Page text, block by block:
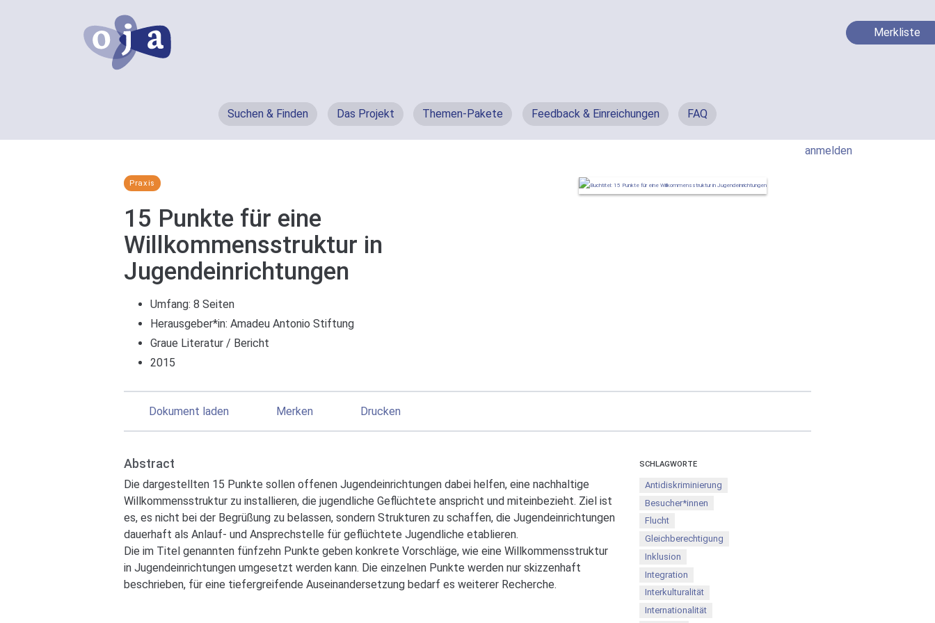
Suchen & Finden Das Projekt Themen-Pakete Feedback & Einreichungen FAQ
Merkliste
anmelden
Praxis
15 Punkte für eine
Willkommensstruktur in
Jugendeinrichtungen
Umfang: 8 Seiten
Herausgeber*in: Amadeu Antonio Stiftung
Graue Literatur / Bericht
2015
Dokument laden Merken Drucken
Abstract
Die dargestellten 15 Punkte sollen offenen Jugendeinrichtungen dabei helfen, eine nachhaltige
Willkommensstruktur zu installieren, die jugendliche Geflüchtete anspricht und miteinbezieht. Ziel ist
es, es nicht bei der Begrüßung zu belassen, sondern Strukturen zu schaffen, die Jugendeinrichtungen
dauerhaft als Anlauf- und Ansprechstelle für geflüchtete Jugendliche etablieren.
Die im Titel genannten fünfzehn Punkte geben konkrete Vorschläge, wie eine Willkommensstruktur
in Jugendeinrichtungen umgesetzt werden kann. Die einzelnen Punkte werden nur skizzenhaft
beschrieben, für eine tiefergreifende Auseinandersetzung bedarf es weiterer Recherche.
SCHLAGWORTE
Antidiskriminierung
Besucher*innen
Flucht
Gleichberechtigung
Inklusion
Integration
Interkulturalität
Internationalität